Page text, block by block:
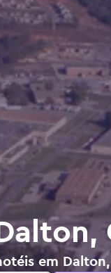
em Dalton,